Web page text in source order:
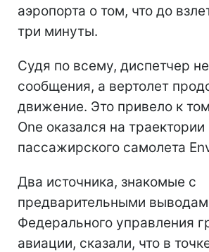
аэропорта о том, что до
три минуты.
Судя по всему, диспетчер
сообщения, а вертолет
движение. Это привело к
One оказался на траектории
пассажирского самолета
Два источника, знакомые с
предварительными
Федерального управления
авиации, сказали, что в